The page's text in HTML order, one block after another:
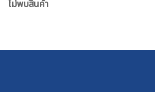
ไม่พบสินค้า